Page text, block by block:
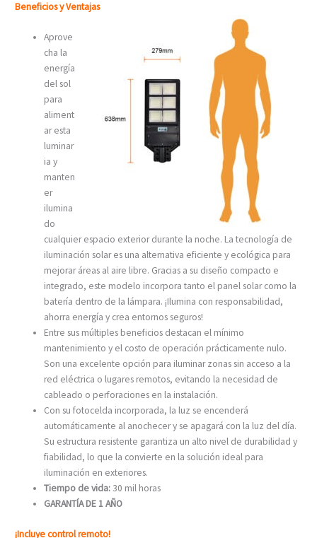
Beneficios y Ventajas
Aprove
cha la
energía
del sol
para
aliment
ar esta
luminar
ia y
manten
er
ilumina
do
cualquier espacio exterior durante la noche. La tecnología de
iluminación solar es una alternativa eficiente y ecológica para
mejorar áreas al aire libre. Gracias a su diseño compacto e
integrado, este modelo incorpora tanto el panel solar como la
batería dentro de la lámpara. ¡Ilumina con responsabilidad,
ahorra energía y crea entornos seguros!
Entre sus múltiples beneficios destacan el mínimo
mantenimiento y el costo de operación prácticamente nulo.
Son una excelente opción para iluminar zonas sin acceso a la
red eléctrica o lugares remotos, evitando la necesidad de
cableado o perforaciones en la instalación.
Con su fotocelda incorporada, la luz se encenderá
automáticamente al anochecer y se apagará con la luz del día.
Su estructura resistente garantiza un alto nivel de durabilidad y
fiabilidad, lo que la convierte en la solución ideal para
iluminación en exteriores.
Tiempo de vida:30 mil horas
GARANTÍA DE 1 AÑO
¡Incluye control remoto!